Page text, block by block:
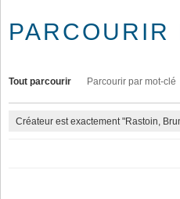
Tout parcourir Parcourir par mot-clé
Créateur est exactement "Rastoin,